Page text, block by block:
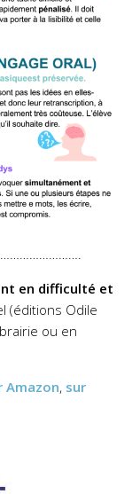
en difficulté et
(éditions Odile
ou en
Amazon, sur